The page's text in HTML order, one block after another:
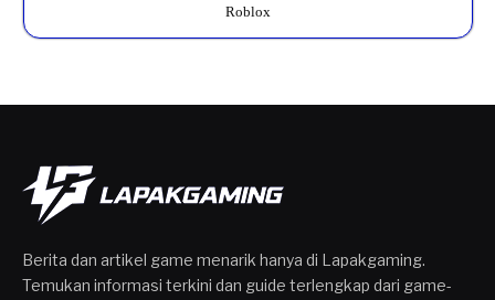
Roblox
Berita dan artikel game menarik hanya di Lapakgaming.
Temukan informasi terkini dan guide terlengkap dari game-